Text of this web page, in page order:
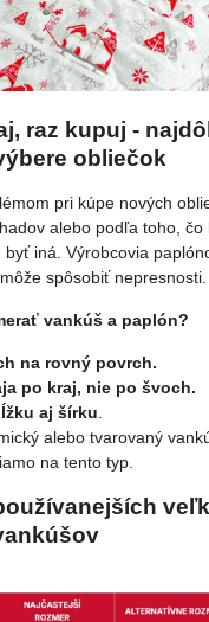
raz kupuj -
obliečok
pri kúpe nových
alebo podľa toho, čo
byť iná. Výrobcovia
spôsobiť nepresnosti.
vankúš a paplón?
na rovný povrch.
po kraj, nie po švoch.
aj šírku
alebo tvarovaný
na tento typ.